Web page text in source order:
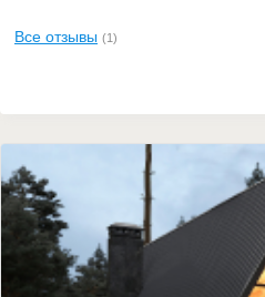
Все отзывы (1)